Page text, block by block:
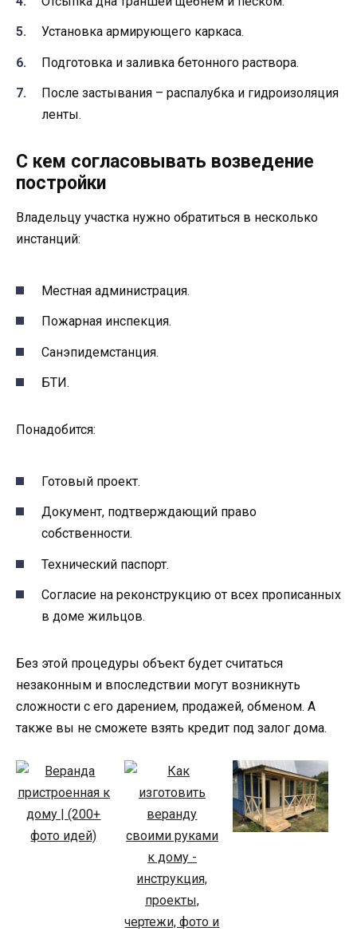
Установка армирующего каркаса.
Подготовка и заливка бетонного раствора.
После застывания – распалубка и гидроизоляция
ленты.
С кем согласовывать возведение
постройки
Владельцу участка нужно обратиться в несколько
инстанций:
Местная администрация.
Пожарная инспекция.
Санэпидемстанция.
БТИ.
Понадобится:
Готовый проект.
Документ, подтверждающий право
собственности.
Технический паспорт.
Согласие на реконструкцию от всех прописанных
в доме жильцов.
Без этой процедуры объект будет считаться
незаконным и впоследствии могут возникнуть
сложности с его дарением, продажей, обменом. А
также вы не сможете взять кредит под залог дома.